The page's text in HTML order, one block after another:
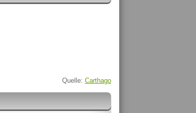
Quelle: Carthago